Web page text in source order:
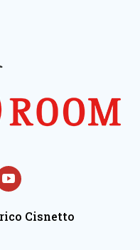
Cisnetto